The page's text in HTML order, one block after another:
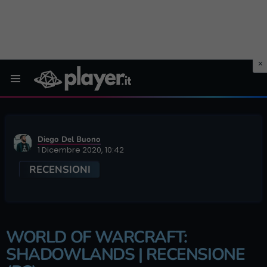
Diego Del Buono
1 Dicembre 2020, 10:42
RECENSIONI
WORLD OF WARCRAFT:
SHADOWLANDS | RECENSIONE